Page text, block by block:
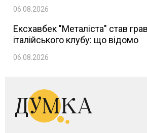
06.08.2026
Ексхавбек "Металіста" став
італійського клубу: що відомо
06.08.2026